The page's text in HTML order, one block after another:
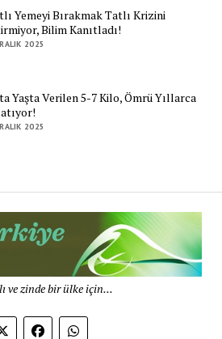
Yemeyi Bırakmak Tatlı Krizini
Bilim Kanıtladı!
2025
Yaşta Verilen 5-7 Kilo, Ömrü Yıllarca
2025
ve zinde bir ülke için...